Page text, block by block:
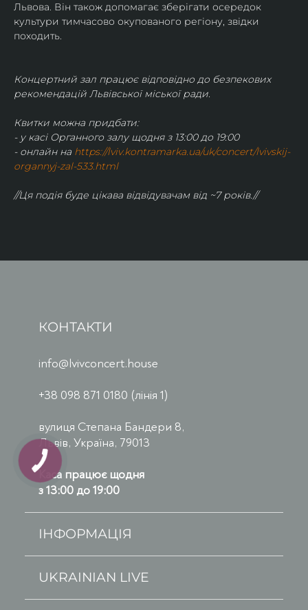
Львова. Він також допомагає зберігати осередок
культури тимчасово окупованого регіону, звідки
походить.
Концертний зал працює відповідно до безпекових
рекомендацій Львівської міської ради.
Квитки можна придбати:
- у касі Органного залу щодня з 13:00 до 19:00
- онлайн на https://lviv.kontramarka.ua/uk/concert/lvivskij-
organnyj-zal-533.html
//Ця подія буде цікава відвідувачам від ~7 років.//
КОНТАКТИ
info@lvivconcert.house
+38 098 871 0180 (лінія 1)
вулиця Степана Бандери 8,
Львів, Україна, 79013
Каса працює щодня
з 13:00 до 19:00
ІНФОРМАЦІЯ
UKRAINIAN LIVE